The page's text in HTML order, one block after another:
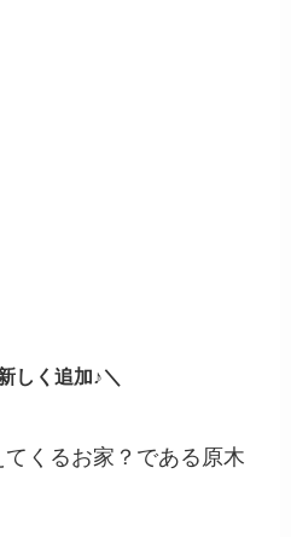
しく追加♪＼
くるお家？である原木